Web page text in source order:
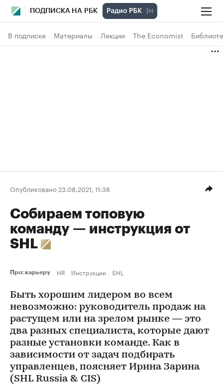
ПОДПИСКА НА РБК
В подписке Материалы Лекции The Economist
Опубликовано 23.08.2021, 11:38
Собираем топовую
команду — инструкция от
SHL
Про: карьеру HR Инструкции SHL
Быть хорошим лидером во всем
невозможно: руководитель продаж на
растущем или на зрелом рынке — это
два разных специалиста, которые дают
разные установки команде. Как в
зависимости от задач подбирать
управленцев, поясняет Ирина Зарина
(SHL Russia & CIS)